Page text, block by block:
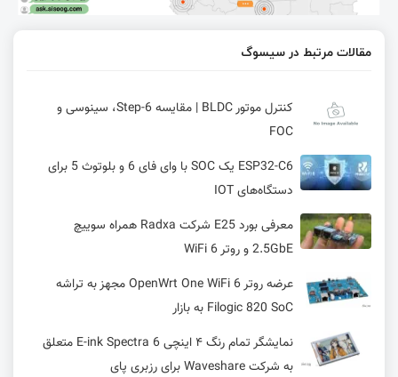
مقالات مرتبط در سیسوگ
کنترل موتور BLDC | مقایسه 6-Step، سینوسی و
FOC
ESP32-C6 یک SOC با وای فای 6 و بلوتوث 5 برای
دستگاه‌های IOT
معرفی بورد E25 شرکت Radxa همراه سوییچ
2.5GbE و روتر WiFi 6
عرضه روتر OpenWrt One WiFi 6 مجهز به تراشه
Filogic 820 SoC به بازار
نمایشگر تمام‌ رنگ ۴ اینچی E-ink Spectra 6 متعلق
به شرکت Waveshare برای رزبری پای